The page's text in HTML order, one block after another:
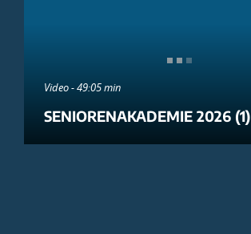
Video - 49:05 min
SENIORENAKADEMIE 2026 (1)